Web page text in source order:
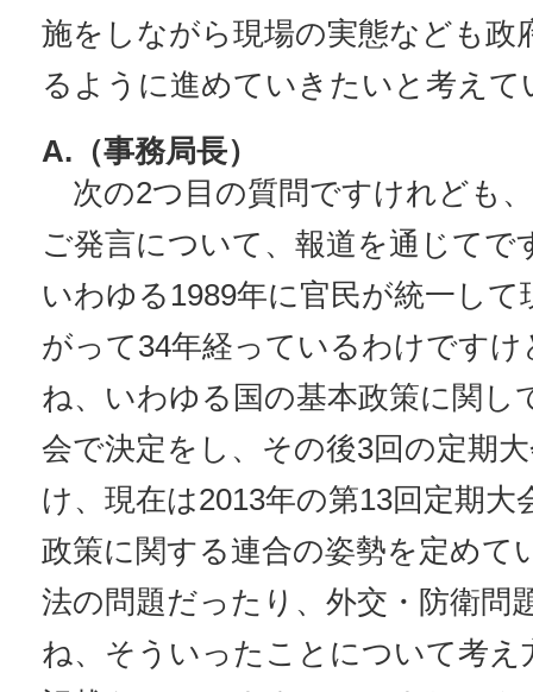
施をしながら現場の実態なども政
るように進めていきたいと考えて
A.（事務局長）
次の2つ目の質問ですけれども
ご発言について、報道を通じてで
いわゆる1989年に官民が統一して
がって34年経っているわけです
ね、いわゆる国の基本政策に関し
会で決定をし、その後3回の定期
け、現在は2013年の第13回定期
政策に関する連合の姿勢を定めて
法の問題だったり、外交・防衛問
ね、そういったことについて考え